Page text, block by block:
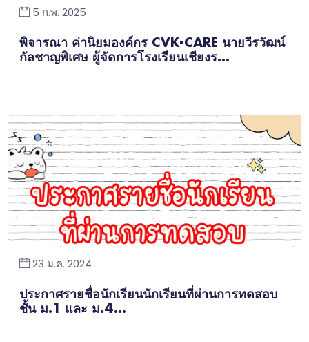
5 ก.พ. 2025
พิจารณา ค่านิยมองค์กร CVK-CARE นายวีรวัฒน์
กัลชาญพิเศษ ผู้จัดการโรงเรียนเชียงร...
23 ม.ค. 2024
ประกาศรายชื่อนักเรียนนักเรียนที่ผ่านการทดสอบ
ชั้น ม.1 และ ม.4...